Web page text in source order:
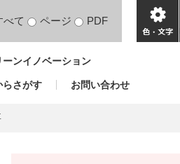
べて ページ PDF
色・
文
ンイノベーション
らさがす お問い合わせ